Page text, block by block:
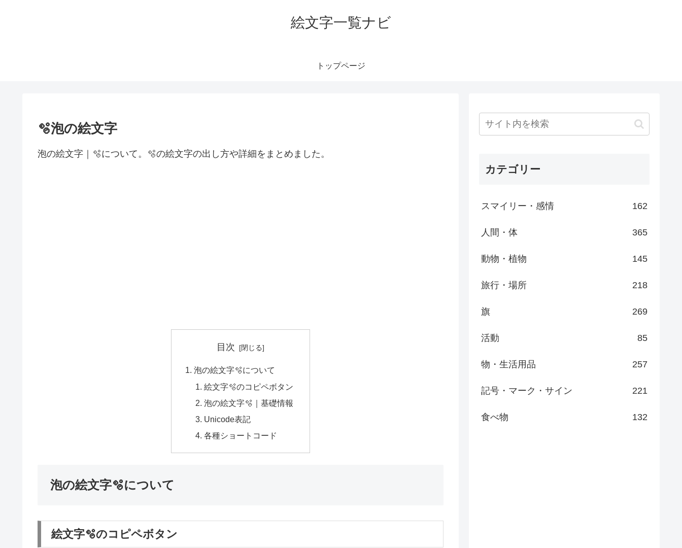
絵文字一覧ナビ
トップページ
🫧泡の絵文字
泡の絵文字｜🫧について。🫧の絵文字の出し方や詳細をまとめました。
目次
泡の絵文字🫧について
絵文字🫧のコピペボタン
泡の絵文字🫧｜基礎情報
Unicode表記
各種ショートコード
泡の絵文字🫧について
絵文字🫧のコピペボタン
カテゴリー
スマイリー・感情 162
人間・体 365
動物・植物 145
旅行・場所 218
旗 269
活動 85
物・生活用品 257
記号・マーク・サイン 221
食べ物 132